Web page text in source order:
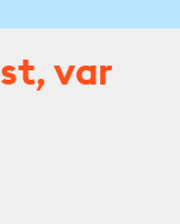
var